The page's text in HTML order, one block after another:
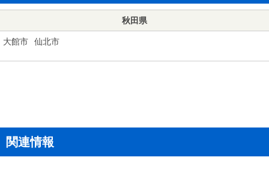
秋田県
大館市 仙北市
関連情報